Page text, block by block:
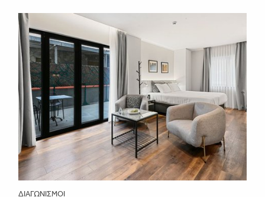
ΔΙΑΓΩΝΙΣΜΟΊ